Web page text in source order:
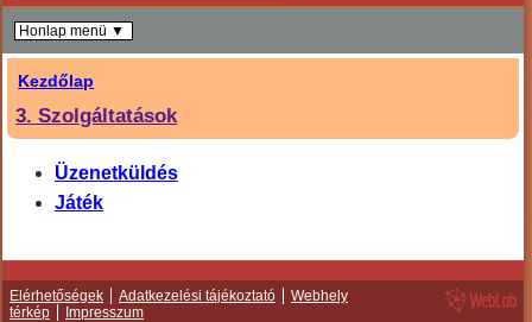
Kezdőlap
3. Szolgáltatások
Üzenetküldés
Játék
Honlap menü ▼
Elérhetőségek Adatkezelési tájékoztató
Webhely
térkép
Impresszum